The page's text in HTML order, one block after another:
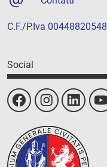
C.F./P.Iva 00448820548
Social